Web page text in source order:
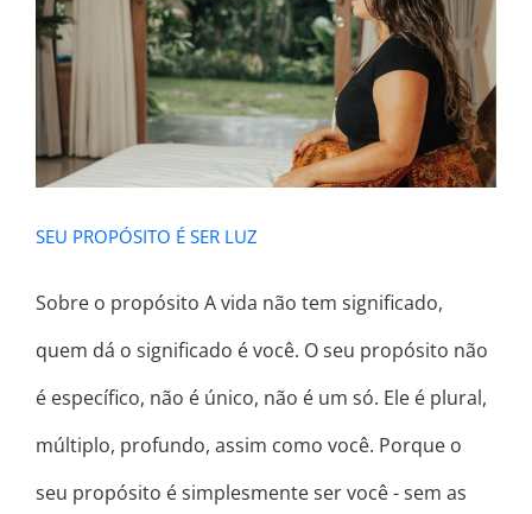
SEU PROPÓSITO É SER LUZ
SEU PROPÓSITO É SER LUZ
Sobre o propósito A vida não tem significado,
quem dá o significado é você. O seu propósito não
é específico, não é único, não é um só. Ele é plural,
múltiplo, profundo, assim como você. Porque o
seu propósito é simplesmente ser você - sem as